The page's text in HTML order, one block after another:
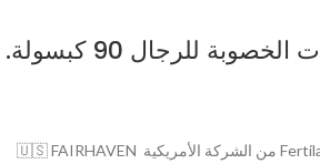
🔹️- حبوب الخصوبة القوية Fertilaid من الشركة الأمريكية 🇺🇸 FAIRHAVEN